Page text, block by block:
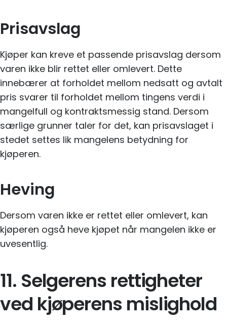
Prisavslag
Kjøper kan kreve et passende prisavslag dersom
varen ikke blir rettet eller omlevert. Dette
innebærer at forholdet mellom nedsatt og avtalt
pris svarer til forholdet mellom tingens verdi i
mangelfull og kontraktsmessig stand. Dersom
særlige grunner taler for det, kan prisavslaget i
stedet settes lik mangelens betydning for
kjøperen.
Heving
Dersom varen ikke er rettet eller omlevert, kan
kjøperen også heve kjøpet når mangelen ikke er
uvesentlig.
11. Selgerens rettigheter
ved kjøperens mislighold